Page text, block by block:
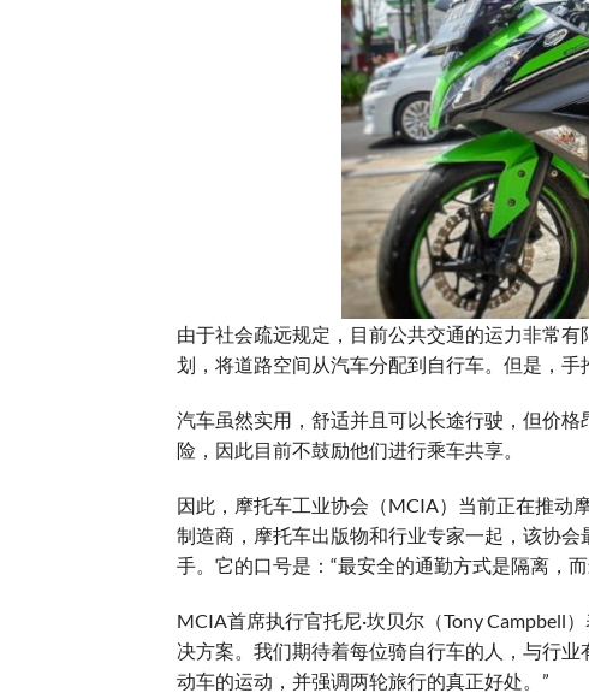
由于社会疏远规定，目前公共交通的运力非常
划，将道路空间从汽车分配到自行车。但是，手
汽车虽然实用，舒适并且可以长途行驶，但价
险，因此目前不鼓励他们进行乘车共享。
因此，摩托车工业协会（MCIA）当前正在推动
制造商，摩托车出版物和行业专家一起，该协
手。它的口号是：“最安全的通勤方式是隔离，
MCIA首席执行官托尼·坎贝尔（Tony Campbell
决方案。我们期待着每位骑自行车的人，与行
动车的运动，并强调两轮旅行的真正好处。”